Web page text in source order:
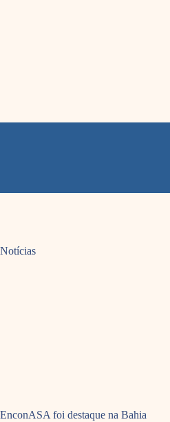
Notícias
EnconASA foi destaque na Bahia